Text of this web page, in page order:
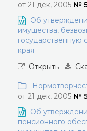
от 21 дек, 2005 №
Об
имущества,
государственную
края
Открыть
от 21 дек, 2005 №
Об
пенсионного